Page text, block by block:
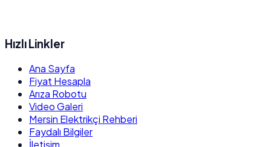
Hızlı Linkler
Ana Sayfa
Fiyat Hesapla
Arıza Robotu
Video Galeri
Mersin Elektrikçi Rehberi
Faydalı Bilgiler
İletişim